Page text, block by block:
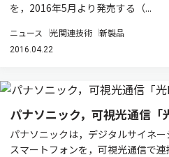
を，2016年5月より発売する（...
ニュース 光関連技術 新製品
2016.04.22
パナソニック，可視光通信
パナソニックは，デジタルサイネ
スマートフォンを，可視光通信で